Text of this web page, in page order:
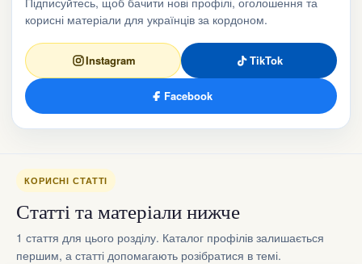
корисні матеріали для українців за кордоном.
Instagram TikTok
Facebook
КОРИСНІ СТАТТІ
Статті та матеріали нижче
1 стаття для цього розділу. Каталог профілів залишається
першим, а статті допомагають розібратися в темі.